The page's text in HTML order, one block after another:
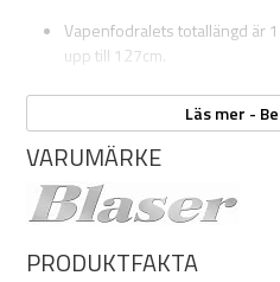
Vapenfodralets totallängd är
upp till 127cm.
Läs mer -
VARUMÄRKE
PRODUKTFAKTA